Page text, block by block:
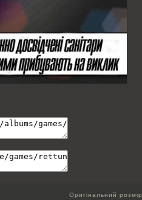
Оригінальний розмір